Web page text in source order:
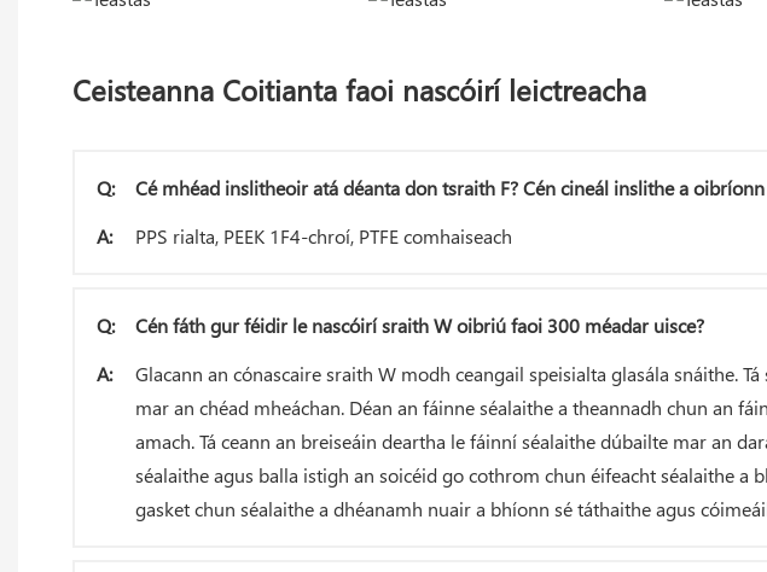
Ceisteanna Coitianta faoi nascóirí leictreacha
Q:
Cé mhéad inslitheoir atá déanta don tsraith F? Cén cineál inslithe a
A:
PPS rialta, PEEK 1F4-chroí, PTFE comhaiseach
Q:
Cén fáth gur féidir le nascóirí sraith W oibriú faoi 300 méadar uisce?
A:
Glacann an cónascaire sraith W modh ceangail speisialta glasála snáithe.
mar an chéad mheáchan. Déan an fáinne séalaithe a theannadh chun an
amach. Tá ceann an breiseáin deartha le fáinní séalaithe dúbailte mar an
séalaithe agus balla istigh an soicéid go cothrom chun éifeacht séalaithe a
gasket chun séalaithe a dhéanamh nuair a bhíonn sé táthaithe agus